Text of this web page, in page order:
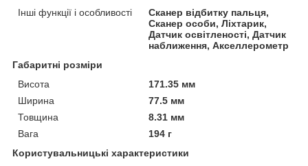
Інші функції і особливості
Сканер відбитку пальця,
Сканер особи, Ліхтарик,
Датчик освітленості, Датчик
наближення, Акселлерометр
Габаритні розміри
Висота
171.35 мм
Ширина
77.5 мм
Товщина
8.31 мм
Вага
194 г
Користувальницькі характеристики